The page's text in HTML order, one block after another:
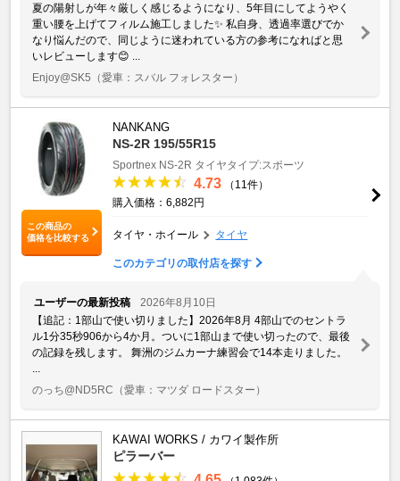
夏の陽射しが年々厳しく感じるようになり、5年目にしてようやく
重い腰を上げてフィルム施工しました✨ 私自身、透過率選びでか
なり悩んだので、同じように迷われている方の参考になればと思
いレビューします😊 ...
Enjoy@SK5 （愛車：スバル フォレスター）
この商品の
価格を比較する
NANKANG
NS-2R 195/55R15
Sportnex NS-2R タイヤタイプ:スポーツ
4.73
（11件）
購入価格：6,882円
タイヤ・ホイール タイヤ
このカテゴリの取付店を探す
ユーザーの最新投稿
2026年8月10日
【追記：1部山で使い切りました】2026年8月 4部山でのセントラ
ル1分35秒906から4か月。ついに1部山まで使い切ったので、最後
の記録を残します。 舞洲のジムカーナ練習会で14本走りました。
のっち@ND5RC （愛車：マツダ ロードスター）
KAWAI WORKS / カワイ製作所
ピラーバー